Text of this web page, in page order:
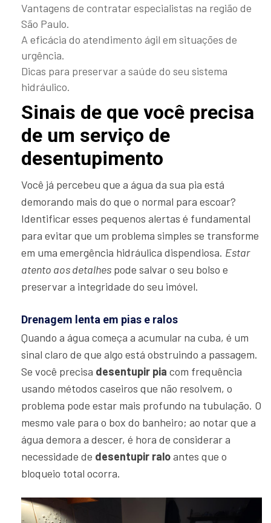
Vantagens de contratar especialistas na região de
São Paulo.
A eficácia do atendimento ágil em situações de
urgência.
Dicas para preservar a saúde do seu sistema
hidráulico.
Sinais de que você precisa
de um serviço de
desentupimento
Você já percebeu que a água da sua pia está
demorando mais do que o normal para escoar?
Identificar esses pequenos alertas é fundamental
para evitar que um problema simples se transforme
em uma emergência hidráulica dispendiosa. Estar
atento aos detalhes pode salvar o seu bolso e
preservar a integridade do seu imóvel.
Drenagem lenta em pias e ralos
Quando a água começa a acumular na cuba, é um
sinal claro de que algo está obstruindo a passagem.
Se você precisa desentupir pia com frequência
usando métodos caseiros que não resolvem, o
problema pode estar mais profundo na tubulação. O
mesmo vale para o box do banheiro; ao notar que a
água demora a descer, é hora de considerar a
necessidade de desentupir raloantes que o
bloqueio total ocorra.